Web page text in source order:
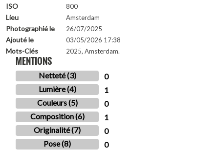
ISO 800
Lieu Amsterdam
Photographié le 26/07/2025
Ajouté le 03/05/2026 17:38
Mots-Clés 2025, Amsterdam.
MENTIONS
Netteté (3)
0
Lumière (4)
1
Couleurs (5)
0
Composition (6)
1
Originalité (7)
0
Pose (8)
0